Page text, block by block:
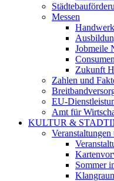
Messen
Jobmeile
Zukunft
Zahlen und
EU-
Amt für
KULTUR &
Veranstaltungen
Sommer